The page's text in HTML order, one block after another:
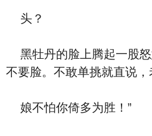
头？
黑牡丹的脸上腾起一股怒
不要脸。不敢单挑就直说，
娘不怕你倚多为胜！”